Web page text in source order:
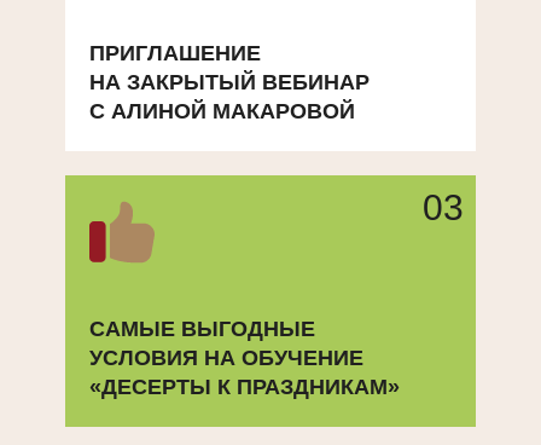
03
ПРИГЛАШЕНИЕ
НА ЗАКРЫТЫЙ ВЕБИНАР
С АЛИНОЙ МАКАРОВОЙ
САМЫЕ ВЫГОДНЫЕ
УСЛОВИЯ НА ОБУЧЕНИЕ
«ДЕСЕРТЫ К ПРАЗДНИКАМ»